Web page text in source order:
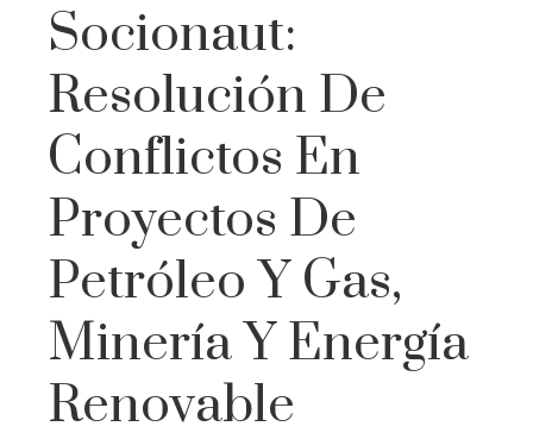
Socionaut:
Resolución De
Conflictos En
Proyectos De
Petróleo Y Gas,
Minería Y Energía
Renovable